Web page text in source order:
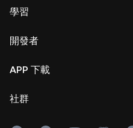
學習
開發者
APP 下載
社群